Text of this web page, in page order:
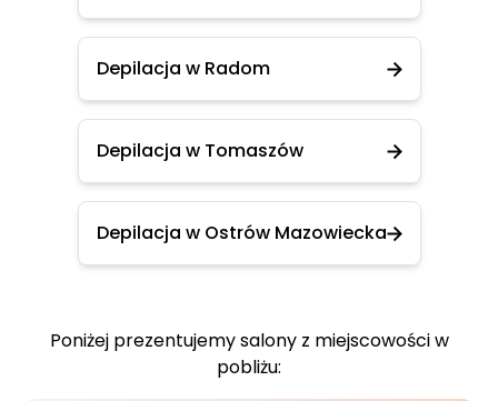
Depilacja w Radom
Depilacja w Tomaszów
Depilacja w Ostrów Mazowiecka
Poniżej prezentujemy salony z miejscowości w
pobliżu: